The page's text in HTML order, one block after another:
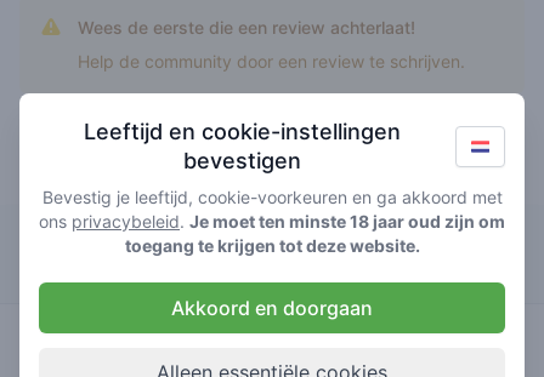
Wees de eerste die een review achterlaat!
Help de community door een review te schrijven.
Top rated Cherry twister
Pluto
cherry
0/ 5 €€€€€
Leeftijd en cookie-instellingen
bevestigen
Bevestig je leeftijd, cookie-voorkeuren en ga akkoord met
ons privacybeleid. Je moet ten minste 18 jaar oud zijn om
toegang te krijgen tot deze website.
Akkoord en doorgaan
Alleen essentiële cookies